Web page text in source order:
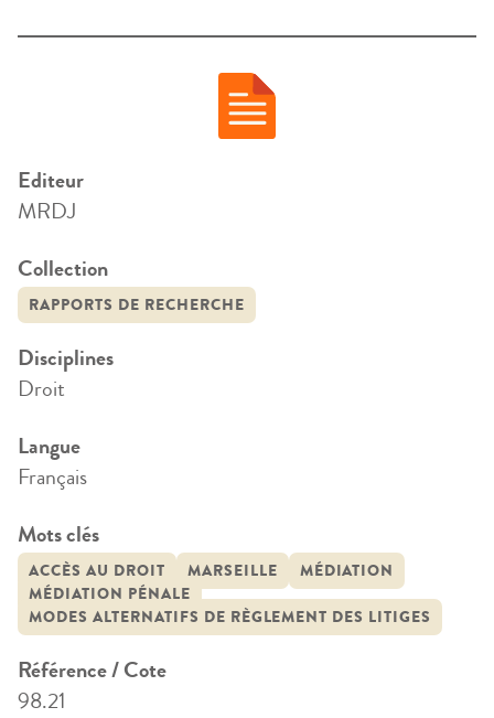
Editeur
MRDJ
Collection
RAPPORTS DE RECHERCHE
Disciplines
Droit
Langue
Français
Mots clés
ACCÈS AU DROIT MARSEILLE
MÉDIATION
MÉDIATION PÉNALE
MODES ALTERNATIFS DE RÈGLEMENT DES LITIGES
Référence / Cote
98.21